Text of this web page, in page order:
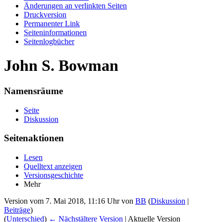
Änderungen an verlinkten Seiten
Druckversion
Permanenter Link
Seiten­informationen
Seitenlogbücher
John S. Bowman
Namensräume
Seite
Diskussion
Seitenaktionen
Lesen
Quelltext anzeigen
Versionsgeschichte
Mehr
Version vom 7. Mai 2018, 11:16 Uhr von BB (Diskussion |
Beiträge)
(Unterschied) ← Nächstältere Version | Aktuelle Version